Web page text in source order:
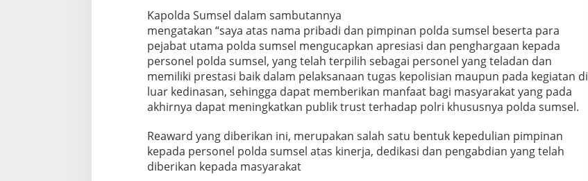
e
r
p
e
s
t
a
K
i
t
Kapolda Sumsel dalam sambutannya
mengatakan “saya atas nama pribadi dan pimpinan polda sumsel beserta para
pejabat utama polda sumsel mengucapkan apresiasi dan penghargaan kepada
personel polda sumsel, yang telah terpilih sebagai personel yang teladan dan
memiliki prestasi baik dalam pelaksanaan tugas kepolisian maupun pada kegiatan di
luar kedinasan, sehingga dapat memberikan manfaat bagi masyarakat yang pada
akhirnya dapat meningkatkan publik trust terhadap polri khususnya polda sumsel.
Reaward yang diberikan ini, merupakan salah satu bentuk kepedulian pimpinan
kepada personel polda sumsel atas kinerja, dedikasi dan pengabdian yang telah
diberikan kepada masyarakat